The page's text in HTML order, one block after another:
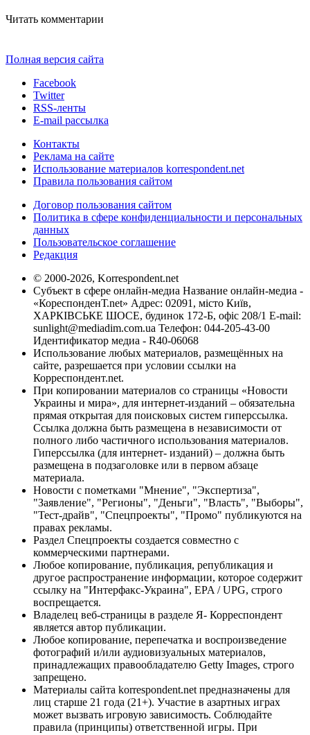
Читать комментарии
Полная версия сайта
Facebook
Twitter
RSS-ленты
E-mail рассылка
Контакты
Реклама на сайте
Использование материалов korrespondent.net
Правила пользования сайтом
Договор пользования сайтом
Политика в сфере конфиденциальности и персональных
данных
Пользовательское соглашение
Редакция
© 2000-2026, Korrespondent.net
Субъект в сфере онлайн-медиа Название онлайн-медиа -
«КореспонденТ.net» Адрес: 02091, місто Київ,
ХАРКІВСЬКЕ ШОСЕ, будинок 172-Б, офіс 208/1 E-mail:
sunlight@mediadim.com.ua Телефон: 044-205-43-00
Идентификатор медиа - R40-06068
Использование любых материалов, размещённых на
сайте, разрешается при условии ссылки на
Корреспондент.net.
При копировании материалов со страницы «Новости
Украины и мира», для интернет-изданий – обязательна
прямая открытая для поисковых систем гиперссылка.
Ссылка должна быть размещена в независимости от
полного либо частичного использования материалов.
Гиперссылка (для интернет- изданий) – должна быть
размещена в подзаголовке или в первом абзаце
материала.
Новости с пометками "Мнение", "Экспертиза",
"Заявление", "Регионы", "Деньги", "Власть", "Выборы",
"Тест-драйв", "Спецпроекты", "Промо" публикуются на
правах рекламы.
Раздел Спецпроекты создается совместно с
коммерческими партнерами.
Любое копирование, публикация, републикация и
другое распространение информации, которое содержит
ссылку на "Интерфакс-Украина", EPA / UPG, строго
воспрещается.
Владелец веб-страницы в разделе Я- Корреспондент
является автор публикации.
Любое копирование, перепечатка и воспроизведение
фотографий и/или аудиовизуальных материалов,
принадлежащих правообладателю Getty Images, строго
запрещено.
Материалы сайта korrespondent.net предназначены для
лиц старше 21 года (21+). Участие в азартных играх
может вызвать игровую зависимость. Соблюдайте
правила (принципы) ответственной игры. При